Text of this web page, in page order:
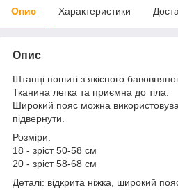
Опис Характеристики
Опис
Штанці пошиті з якісного
Тканина легка та приємна до тіла.
Широкий пояс можна
підвернути.
Розміри:
18 - зріст 50-58 см
20 - зріст 58-68 см
Деталі: відкрита ніжка, широкий